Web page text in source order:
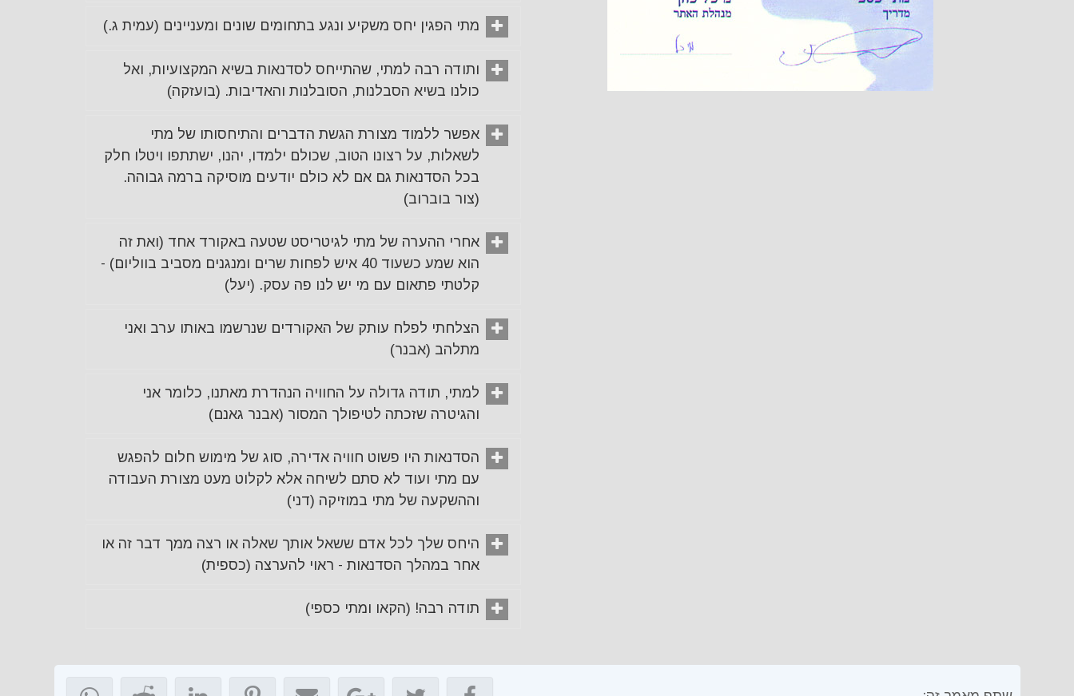
מתי הפגין יחס משקיע ונגע בתחומים שונים ומעניינים (עמית ג.)
ותודה רבה למתי, שהתייחס לסדנאות בשיא המקצועיות, ואל
כולנו בשיא הסבלנות, הסובלנות והאדיבות. (בועזקה)
אפשר ללמוד מצורת הגשת הדברים והתיחסותו של מתי
לשאלות, על רצונו הטוב, שכולם ילמדו, יהנו, ישתתפו ויטלו חלק
בכל הסדנאות גם אם לא כולם יודעים מוסיקה ברמה גבוהה.
(צור בוברוב)
אחרי ההערה של מתי לגיטריסט שטעה באקורד אחד (ואת זה
הוא שמע כשעוד 40 איש לפחות שרים ומנגנים מסביב בווליום) -
קלטתי פתאום עם מי יש לנו פה עסק. (יעל)
הצלחתי לפלח עותק של האקורדים שנרשמו באותו ערב ואני
מתלהב (אבנר)
למתי, תודה גדולה על החוויה הנהדרת מאתנו, כלומר אני
והגיטרה שזכתה לטיפולך המסור (אבנר גאנם)
הסדנאות היו פשוט חוויה אדירה, סוג של מימוש חלום להפגש
עם מתי ועוד לא סתם לשיחה אלא לקלוט מעט מצורת העבודה
וההשקעה של מתי במוזיקה (דני)
היחס שלך לכל אדם ששאל אותך שאלה או רצה ממך דבר זה או
אחר במהלך הסדנאות - ראוי להערצה (כספית)
תודה רבה! (הקאו ומתי כספי)